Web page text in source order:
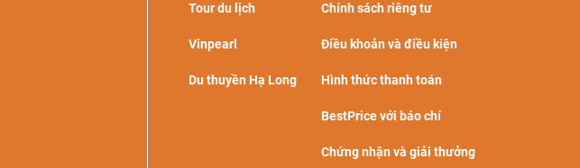
Tour du lịch
Vinpearl
Du thuyền Hạ Long
Chính sách riêng tư
Điều khoản và điều kiện
Hình thức thanh toán
BestPrice với báo chí
Chứng nhận và giải thưởng